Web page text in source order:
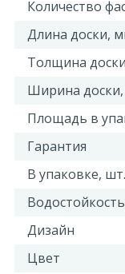
Количество
Длина доски,
Толщина
Ширина
Площадь в
Гарантия
В упаковке, шт.
Водостойкость
Дизайн
Цвет